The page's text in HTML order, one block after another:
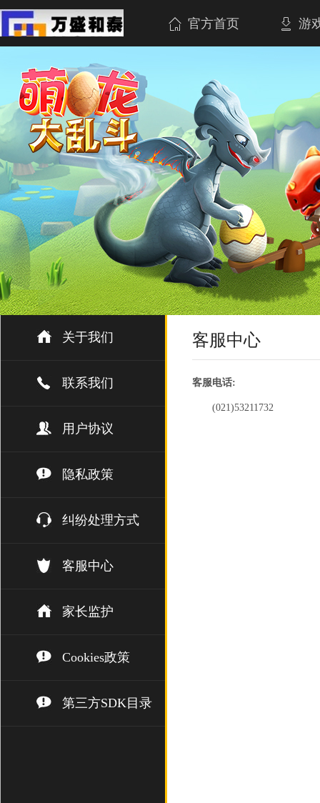
官方首页 游
关于我们
联系我们
用户协议
隐私政策
纠纷处理方式
客服中心
家长监护
Cookies政策
第三方SDK目录
客服中心
客服电话:
(021)53211732